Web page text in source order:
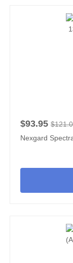
$93.95
Nexgard